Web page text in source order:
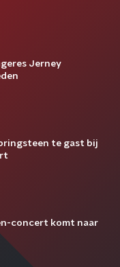
Jerney
te gast bij
concert komt naar